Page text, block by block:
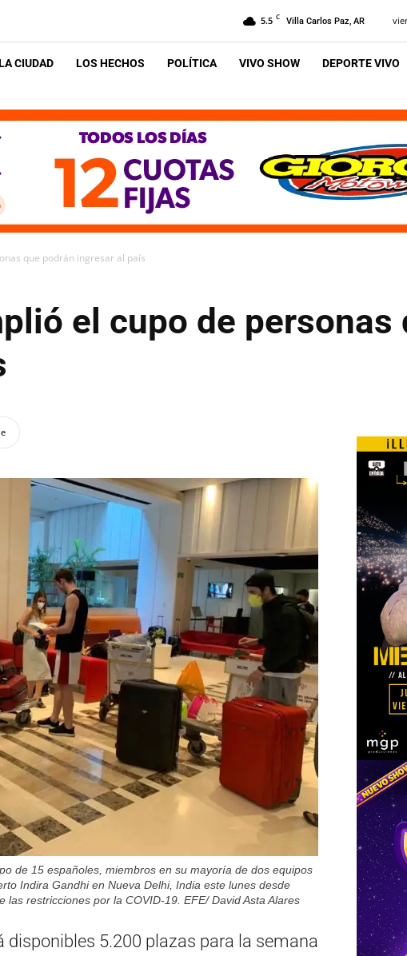
5.5 C Villa Carlos Paz, AR
CIUDAD LOS HECHOS POLÍTICA VIVO SHOW DEPORTE VIVO
que podrán ingresar al país
el cupo de personas
de 15 españoles, miembros en su mayoría de dos equipos
Indira Gandhi en Nueva Delhi, India este lunes desde
restricciones por la COVID-19. EFE/ David Asta Alares
disponibles 5.200 plazas para la semana